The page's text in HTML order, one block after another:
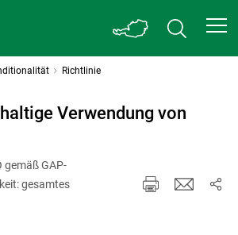
Richtlinie
Verwendung von
gemäß GAP-
gesamtes